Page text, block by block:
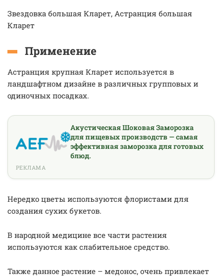
Звездовка большая Кларет, Астранция большая
Кларет
Применение
Астранция крупная Кларет используется в
ландшафтном дизайне в различных групповых и
одиночных посадках.
Акустическая Шоковая Заморозка
для пищевых производств — самая
эффективная заморозка для готовых
блюд.
РЕКЛАМА
Нередко цветы используются флористами для
создания сухих букетов.
В народной медицине все части растения
используются как слабительное средство.
Также данное растение – медонос, очень привлекает